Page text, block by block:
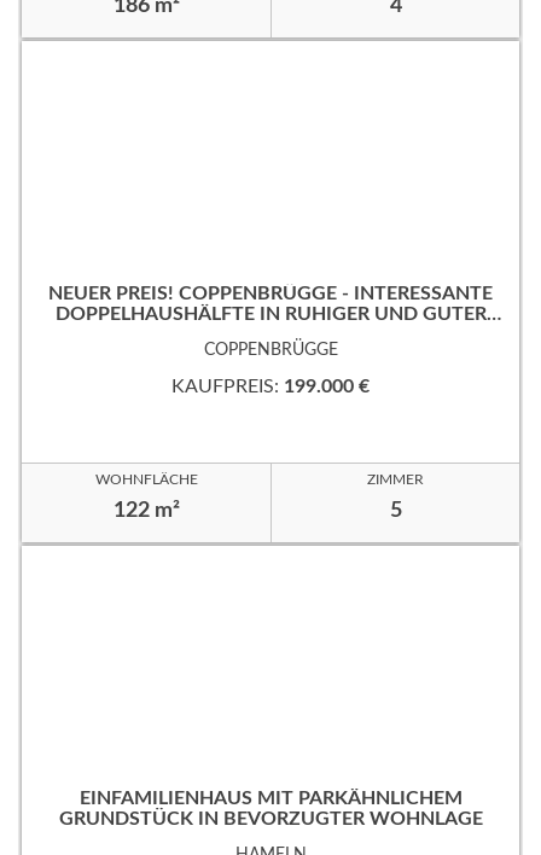
186 m² 4
NEUER PREIS! COPPENBRÜGGE - INTERESSANTE
DOPPELHAUSHÄLFTE IN RUHIGER UND GUTER
WOHNLAGE!
COPPENBRÜGGE
KAUFPREIS: 199.000 €
WOHNFLÄCHE
122 m²
ZIMMER
5
EINFAMILIENHAUS MIT PARKÄHNLICHEM
GRUNDSTÜCK IN BEVORZUGTER WOHNLAGE